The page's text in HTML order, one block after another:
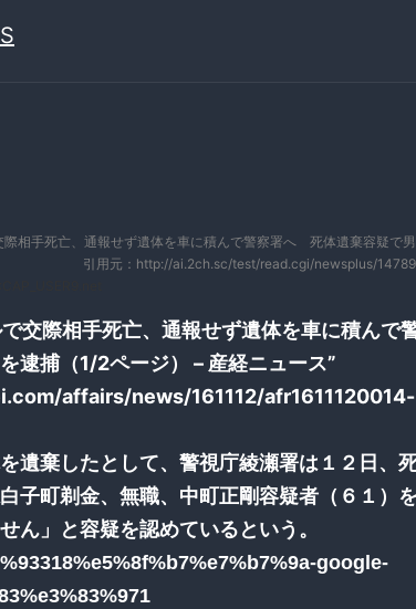
際相手死亡、通報せず遺体を車に積んで警察署へ 死体遺棄容疑で
引用元：http://ai.2ch.sc/test/read.cgi/newsplus/
交際相手死亡、通報せず遺体を車に積んで
逮捕（1/2ページ） – 産経ニュース”
affairs/news/161112/afr1611120014-
遺棄したとして、警視庁綾瀬署は１２日、
子町剃金、無職、中町正剛容疑者（６１）
ん」と容疑を認めているという。